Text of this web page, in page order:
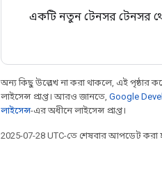
একটি নতুন টেনসর টেনসর
অন্য কিছু উল্লেখ না করা থাকলে, এই পৃষ্ঠার
লাইসেন্স প্রাপ্ত। আরও জানতে, Google
লাইসেন্স-এর অধীনে লাইসেন্স প্রাপ্ত।
2025-07-28 UTC-তে শেষবার আপডেট করা